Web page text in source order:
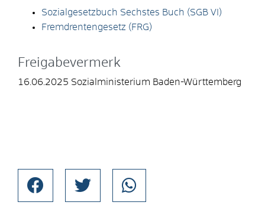
Sozialgesetzbuch Sechstes Buch (SGB VI)
Fremdrentengesetz (FRG)
Freigabevermerk
16.06.2025 Sozialministerium Baden-Württemberg